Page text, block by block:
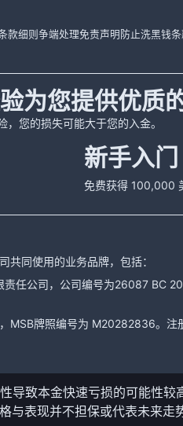
款细则 争端处理免责声明 防止洗黑钱条
为您提供优质
，您的损失可能大于您的入金。
新手入门
免费获得 100,000
共同使用的业务品牌，包括：
任公司，公司编号为26087 BC
MSB牌照编号为 M20282836。
致本金快速亏损的可能性
表现并不担保或代表未来